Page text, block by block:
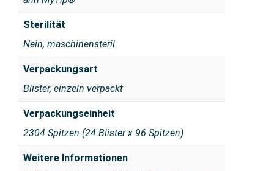
Sterilität
Nein, maschinensteril
Verpackungsart
Blister, einzeln verpackt
Verpackungseinheit
2304 Spitzen (24 Blister x 96 Spitzen)
Weitere Informationen